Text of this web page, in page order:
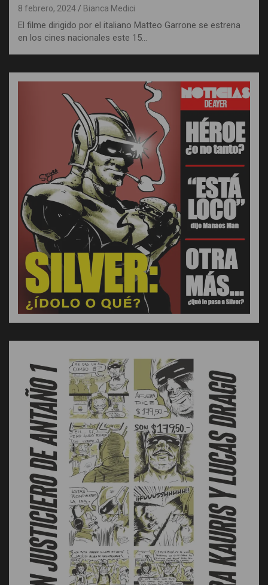
8 febrero, 2024 Bianca Medici
El filme dirigido por el italiano Matteo Garrone se estrena
en los cines nacionales este 15…